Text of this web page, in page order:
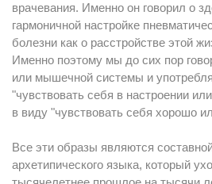
врачевания. Именно он говорил о
гармоничной настройке
болезни как о расстройстве этой
Именно поэтому мы до сих пор
или мышечной системы и
"чувствовать себя в настроении
в виду "чувствовать себя хорошо
Все эти образы являются
архетипического языка, который